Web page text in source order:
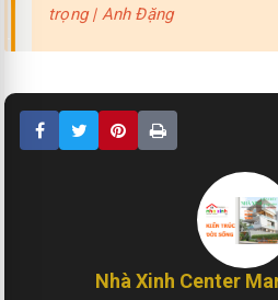
trọng | Anh Đặng
Nhà Xinh Center